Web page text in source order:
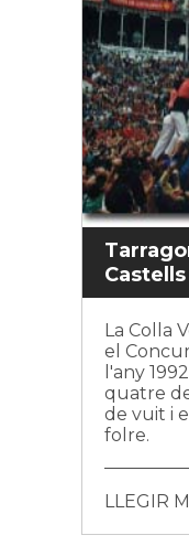
Castells
La Colla
el
l'any
quatre
de vuit i
folre.
LLEGIR